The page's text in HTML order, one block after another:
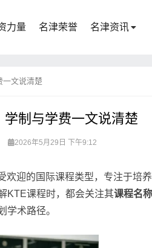
力量 名津荣誉 名津资讯
一文说清楚
制与学费一文说清楚
2026年5月29日 下午9:12
欢迎的国际课程类型，专注于培
KTE课程时，都会关注其课程名称
学术路径。